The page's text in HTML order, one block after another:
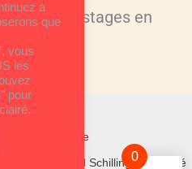
cours et stages en
de vente
| Astrid Schilling | Site créé
à
que
vous
les
pour
0